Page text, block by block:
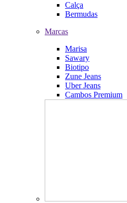
Calça
Bermudas
Marcas
Marisa
Sawary
Biotipo
Zune Jeans
Uber Jeans
Cambos Premium